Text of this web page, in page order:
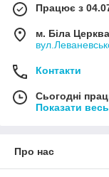
Працює з
м. Біла Церква
Контакти
Сьогодні
Показати
Про нас